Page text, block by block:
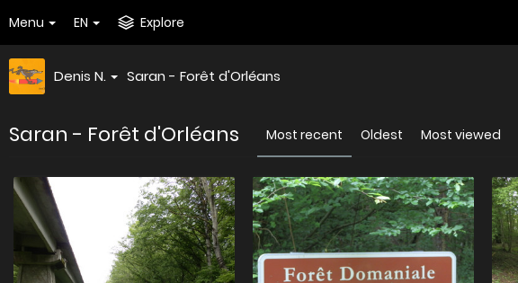
Menu EN Explore
Denis N. Saran - Forêt d'Orléans
Saran - Forêt d'Orléans Most recent Oldest Most viewed